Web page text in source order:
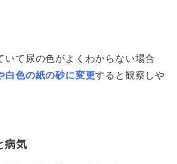
いて尿の色がよくわからない場合
白色の紙の砂に変更すると観察しや
病気